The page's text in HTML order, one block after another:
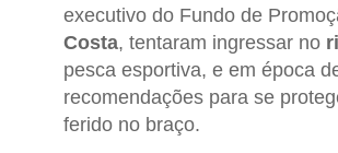
executivo do Fundo de
Costa, tentaram ingressar no
pesca esportiva, e em época
recomendações para se
ferido no braço.